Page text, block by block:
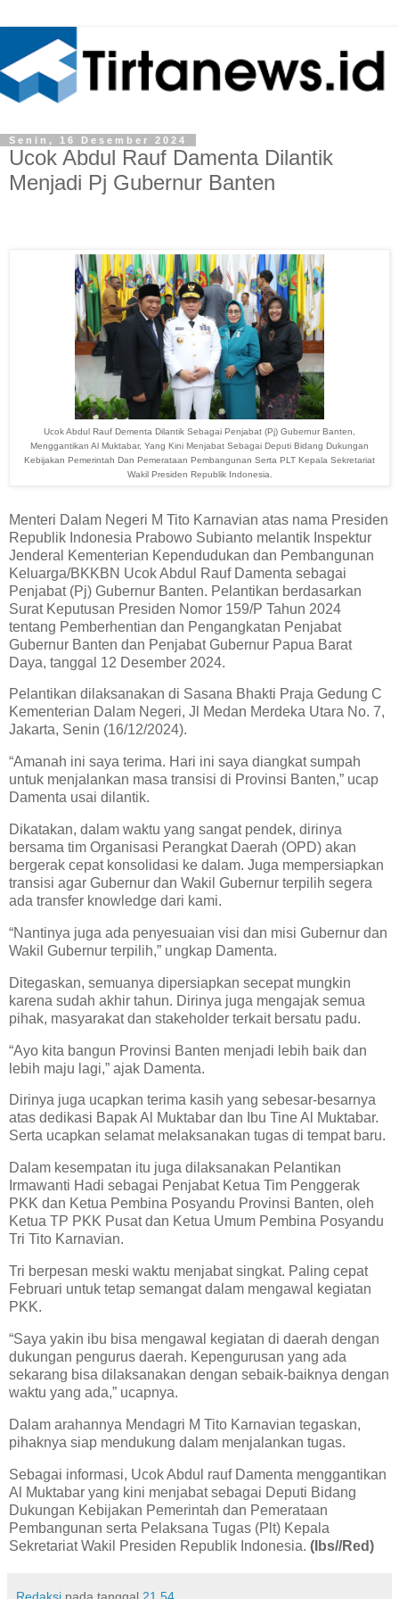
Senin, 16 Desember 2024
Ucok Abdul Rauf Damenta Dilantik
Menjadi Pj Gubernur Banten
Ucok Abdul Rauf Dementa Dilantik Sebagai Penjabat (Pj) Gubernur Banten,
Menggantikan Al Muktabar, Yang Kini Menjabat Sebagai Deputi Bidang Dukungan
Kebijakan Pemerintah Dan Pemerataan Pembangunan Serta PLT Kepala Sekretariat
Wakil Presiden Republik Indonesia.
Menteri Dalam Negeri M Tito Karnavian atas nama Presiden
Republik Indonesia Prabowo Subianto melantik Inspektur
Jenderal Kementerian Kependudukan dan Pembangunan
Keluarga/BKKBN Ucok Abdul Rauf Damenta sebagai
Penjabat (Pj) Gubernur Banten. Pelantikan berdasarkan
Surat Keputusan Presiden Nomor 159/P Tahun 2024
tentang Pemberhentian dan Pengangkatan Penjabat
Gubernur Banten dan Penjabat Gubernur Papua Barat
Daya, tanggal 12 Desember 2024.
Pelantikan dilaksanakan di Sasana Bhakti Praja Gedung C
Kementerian Dalam Negeri, Jl Medan Merdeka Utara No. 7,
Jakarta, Senin (16/12/2024).
“Amanah ini saya terima. Hari ini saya diangkat sumpah
untuk menjalankan masa transisi di Provinsi Banten,” ucap
Damenta usai dilantik.
Dikatakan, dalam waktu yang sangat pendek, dirinya
bersama tim Organisasi Perangkat Daerah (OPD) akan
bergerak cepat konsolidasi ke dalam. Juga mempersiapkan
transisi agar Gubernur dan Wakil Gubernur terpilih segera
ada transfer knowledge dari kami.
“Nantinya juga ada penyesuaian visi dan misi Gubernur dan
Wakil Gubernur terpilih,” ungkap Damenta.
Ditegaskan, semuanya dipersiapkan secepat mungkin
karena sudah akhir tahun. Dirinya juga mengajak semua
pihak, masyarakat dan stakeholder terkait bersatu padu.
“Ayo kita bangun Provinsi Banten menjadi lebih baik dan
lebih maju lagi,” ajak Damenta.
Dirinya juga ucapkan terima kasih yang sebesar-besarnya
atas dedikasi Bapak Al Muktabar dan Ibu Tine Al Muktabar.
Serta ucapkan selamat melaksanakan tugas di tempat baru.
Dalam kesempatan itu juga dilaksanakan Pelantikan
Irmawanti Hadi sebagai Penjabat Ketua Tim Penggerak
PKK dan Ketua Pembina Posyandu Provinsi Banten, oleh
Ketua TP PKK Pusat dan Ketua Umum Pembina Posyandu
Tri Tito Karnavian.
Tri berpesan meski waktu menjabat singkat. Paling cepat
Februari untuk tetap semangat dalam mengawal kegiatan
PKK.
“Saya yakin ibu bisa mengawal kegiatan di daerah dengan
dukungan pengurus daerah. Kepengurusan yang ada
sekarang bisa dilaksanakan dengan sebaik-baiknya dengan
waktu yang ada,” ucapnya.
Dalam arahannya Mendagri M Tito Karnavian tegaskan,
pihaknya siap mendukung dalam menjalankan tugas.
Sebagai informasi, Ucok Abdul rauf Damenta menggantikan
Al Muktabar yang kini menjabat sebagai Deputi Bidang
Dukungan Kebijakan Pemerintah dan Pemerataan
Pembangunan serta Pelaksana Tugas (Plt) Kepala
Sekretariat Wakil Presiden Republik Indonesia. (Ibs//Red)
Redaksi pada tanggal 21.54